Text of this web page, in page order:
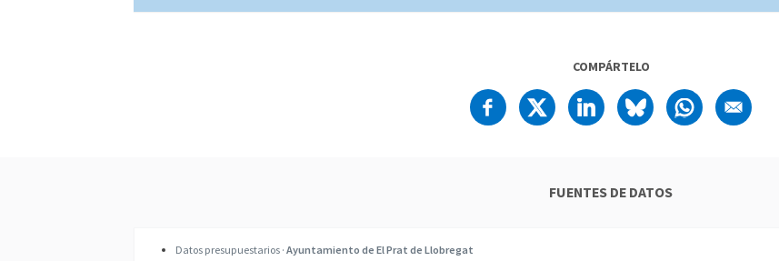
COMPÁRTELO
FUENTES DE DATOS
Datos presupuestarios · Ayuntamiento de El Prat de Llobregat